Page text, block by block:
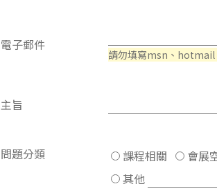
電子郵件
請勿填寫msn、hotmail
主旨
問題分類 課程相關 會展
其他